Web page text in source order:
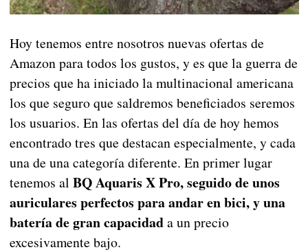
Hoy tenemos entre nosotros nuevas ofertas de
Amazon para todos los gustos, y es que la guerra de
precios que ha iniciado la multinacional americana
los que seguro que saldremos beneficiados seremos
los usuarios. En las ofertas del día de hoy hemos
encontrado tres que destacan especialmente, y cada
una de una categoría diferente. En primer lugar
tenemos al BQ Aquaris X Pro, seguido de unos
auriculares perfectos para andar en bici, y una
batería de gran capacidada un precio
excesivamente bajo.